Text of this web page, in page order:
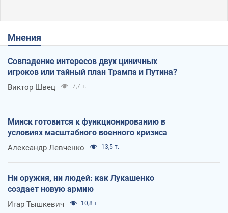
Мнения
Совпадение интересов двух циничных
игроков или тайный план Трампа и Путина?
Виктор Швец 7,7 т.
Минск готовится к функционированию в
условиях масштабного военного кризиса
Александр Левченко 13,5 т.
Ни оружия, ни людей: как Лукашенко
создает новую армию
Игар Тышкевич 10,8 т.